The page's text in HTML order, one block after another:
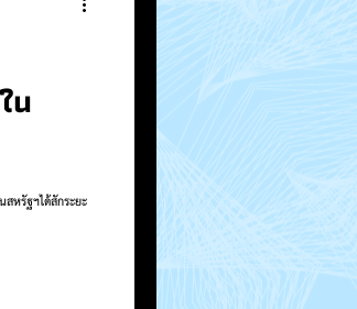
น
รัฐฯได้สักระยะ